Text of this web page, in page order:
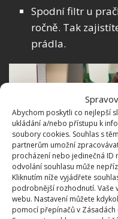
Abychom poskytli co nejlepší
ukládání a/nebo přístupu k
soubory cookies. Souhlas s
partnerům umožní
procházení nebo jedinečná ID
odvolání souhlasu může
Kliknutím níže vyjádřete
podrobnější rozhodnutí. Vaše
webu. Nastavení můžete
pomocí přepínačů v
Spodní filtr u
ročně. Tak
prádla.